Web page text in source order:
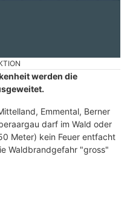
werden die
Emmental, Berner
darf im Wald oder
Meter) kein Feuer entfacht
Waldbrandgefahr "gross"